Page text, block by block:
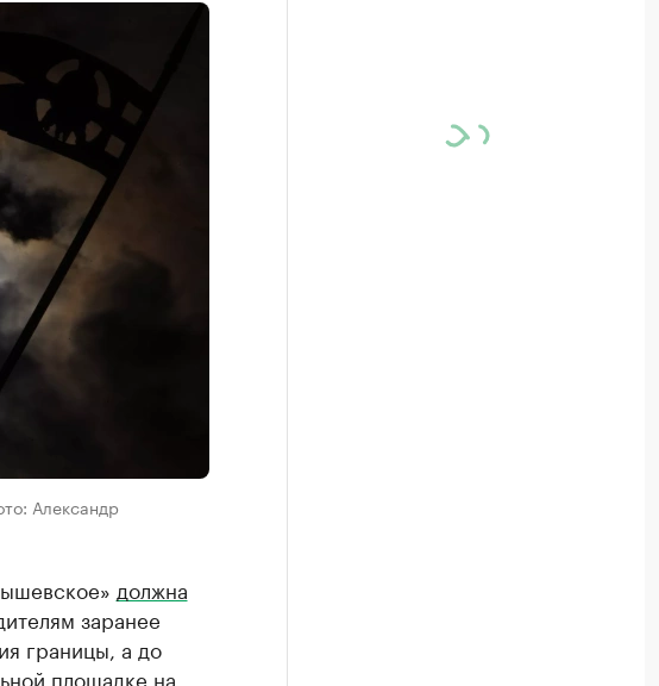
Александр
должна
заранее
границы, а до
площадке на